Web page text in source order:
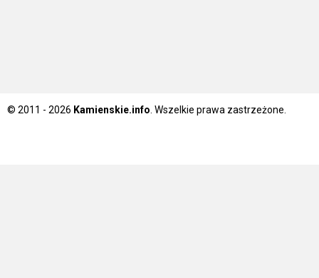
© 2011 - 2026 Kamienskie.info . Wszelkie prawa zastrzeżone.